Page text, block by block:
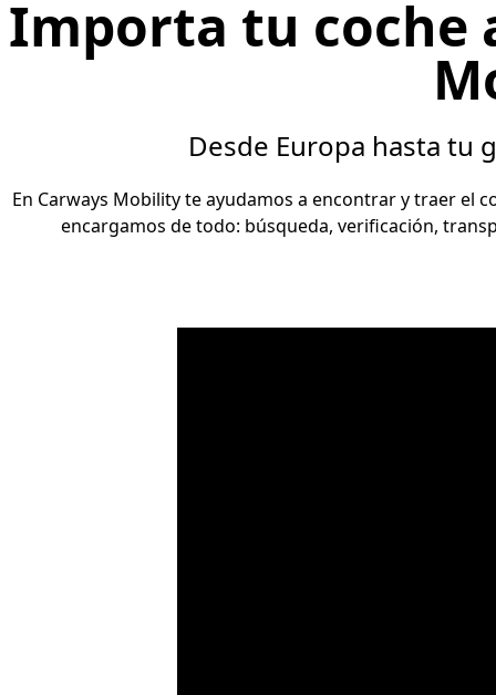
Importa tu coche
Desde Europa hasta tu
En Carways Mobility te ayudamos a encontrar y traer el
encargamos de todo: búsqueda, verificación,